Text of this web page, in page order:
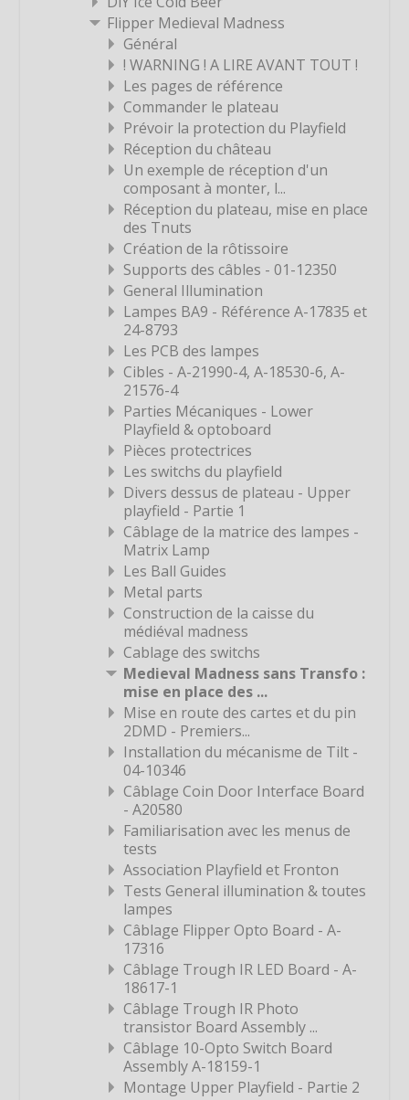
Étiquette
Étiquette
Étiquette
Étiquette
Étiquette
Étiquette
Étiquette
Étiquette
Étiquette
Étiquette
Étiquette
Étiquette
Étiquette
Étiquette
Étiquette
Étiquette
Étiquette
Étiquette
Étiquette
Étiquette
Étiquette
Étiquette
Étiquette
Étiquette
Étiquette
Étiquette
Étiquette
Étiquette
Étiquette
Étiquette
Étiquette
Étiquette
Étiquette
Étiquette
Étiquette
Étiquette
Étiquette
Étiquette
Flipper Medieval Madness
Général
! WARNING ! A LIRE AVANT TOUT !
Les pages de référence
Commander le plateau
Prévoir la protection du Playfield
Réception du château
Un exemple de réception d'un
composant à monter, l...
Réception du plateau, mise en place
des Tnuts
Création de la rôtissoire
Supports des câbles - 01-12350
General Illumination
Lampes BA9 - Référence A-17835 et
24-8793
Les PCB des lampes
Cibles - A-21990-4, A-18530-6, A-
21576-4
Parties Mécaniques - Lower
Playfield & optoboard
Pièces protectrices
Les switchs du playfield
Divers dessus de plateau - Upper
playfield - Partie 1
Câblage de la matrice des lampes -
Matrix Lamp
Les Ball Guides
Metal parts
Construction de la caisse du
médiéval madness
Cablage des switchs
Medieval Madness sans Transfo :
mise en place des ...
Mise en route des cartes et du pin
2DMD - Premiers...
Installation du mécanisme de Tilt -
04-10346
Câblage Coin Door Interface Board
- A20580
Familiarisation avec les menus de
tests
Association Playfield et Fronton
Tests General illumination & toutes
lampes
Câblage Flipper Opto Board - A-
17316
Câblage Trough IR LED Board - A-
18617-1
Câblage Trough IR Photo
transistor Board Assembly ...
Câblage 10-Opto Switch Board
Assembly A-18159-1
Montage Upper Playfield - Partie 2